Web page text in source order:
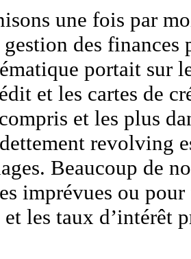
une fois par
des
portait sur
et les cartes de
et les plus
revolving
Beaucoup de
imprévues ou
et les taux